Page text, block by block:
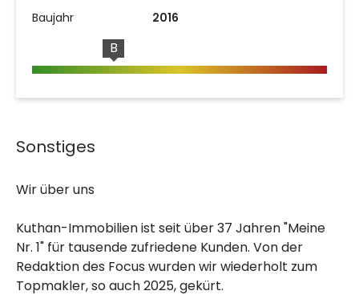
Baujahr
2016
B
Sonstiges
Wir über uns
Kuthan-Immobilien ist seit über 37 Jahren "Meine
Nr. 1" für tausende zufriedene Kunden. Von der
Redaktion des Focus wurden wir wiederholt zum
Topmakler, so auch 2025, gekürt.